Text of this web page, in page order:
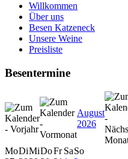
Willkommen
Über uns
Besen Katzeneck
Unsere Weine
Preisliste
Besentermine
August
2026
MoDiMiDoFr SaSo